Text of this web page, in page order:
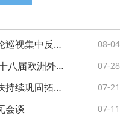
建设社会主义现代化新疆提供坚强政治保障 08-04
交官研讨班一行 07-28
坚决守牢不发生规模性返贫致贫底线 07-21
会谈 07-11